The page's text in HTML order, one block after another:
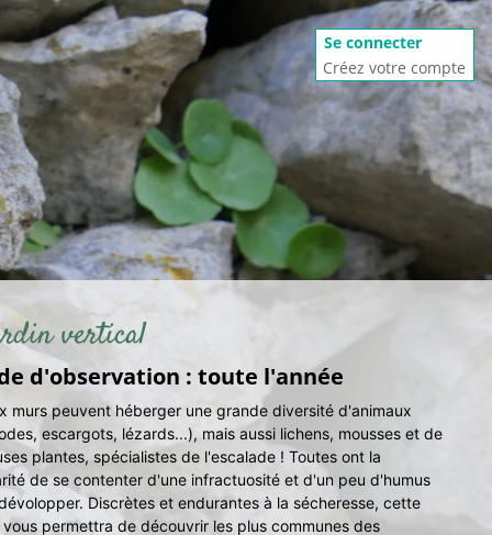
Se connecter
Créez votre compte
vertical
d'observation : toute l'année
murs peuvent héberger une grande diversité d'animaux
escargots, lézards...), mais aussi lichens, mousses et de
plantes, spécialistes de l'escalade ! Toutes ont la
de se contenter d'une infractuosité et d'un peu d'humus
Discrètes et endurantes à la sécheresse, cette
permettra de découvrir les plus communes des